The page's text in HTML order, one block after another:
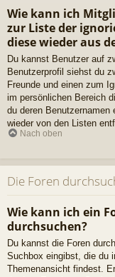
Wie kann ich
zur Liste der
diese wieder aus
Du kannst Benutzer auf
Benutzerprofil siehst du
Freunde und einen zum
im persönlichen Bereich
du deren
wieder von den Listen
Nach oben
Die Foren
Wie kann ich ein
durchsuchen?
Du kannst die Foren
Suchbox eingibst, die du
Themenansicht findest.